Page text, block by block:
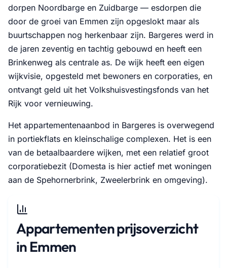
dorpen Noordbarge en Zuidbarge — esdorpen die
door de groei van Emmen zijn opgeslokt maar als
buurtschappen nog herkenbaar zijn. Bargeres werd in
de jaren zeventig en tachtig gebouwd en heeft een
Brinkenweg als centrale as. De wijk heeft een eigen
wijkvisie, opgesteld met bewoners en corporaties, en
ontvangt geld uit het Volkshuisvestingsfonds van het
Rijk voor vernieuwing.
Het appartementenaanbod in Bargeres is overwegend
in portiekflats en kleinschalige complexen. Het is een
van de betaalbaardere wijken, met een relatief groot
corporatiebezit (Domesta is hier actief met woningen
aan de Spehornerbrink, Zweelerbrink en omgeving).
Appartementen prijsoverzicht
in Emmen